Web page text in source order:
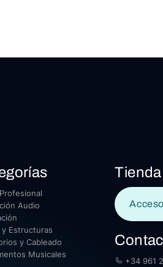
Audio
y Estructuras
y Cableado
Musicales
Tienda
+34 961